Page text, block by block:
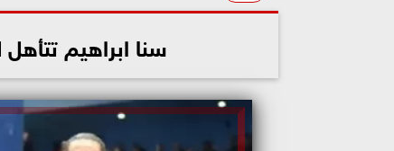
سنا ابراهيم